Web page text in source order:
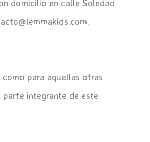
domicilio en calle Soledad
para aquellas otras
parte integrante de este